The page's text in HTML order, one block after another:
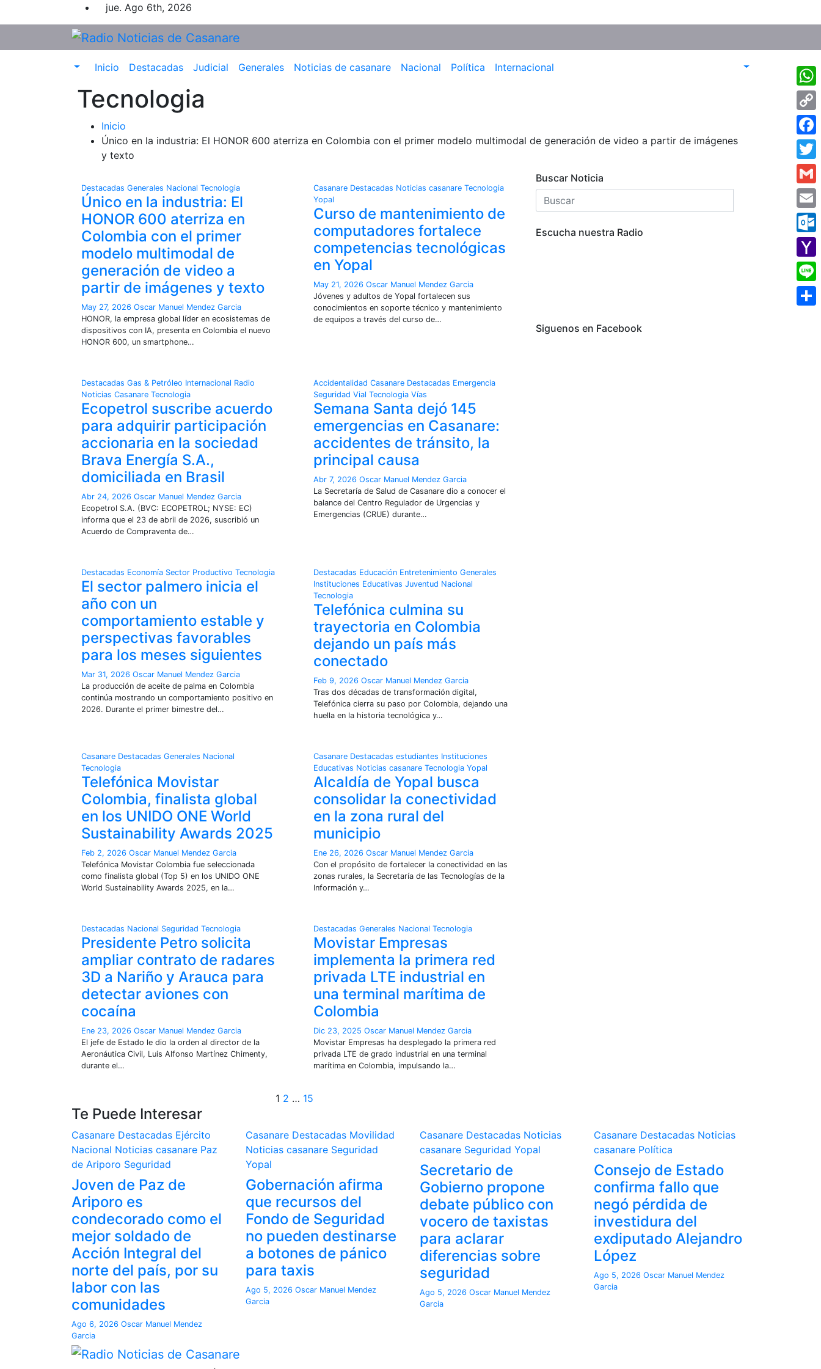
al
jue. Ago 6th, 2026
Inicio Destacadas Judicial Generales Noticias de casanare Nacional Política Internacional
Tecnologia
Inicio
Único en la industria: El HONOR 600 aterriza en Colombia con el primer modelo multimodal de generación de video a partir de imágenes
y texto
Destacadas Generales Nacional Tecnologia
Único en la industria: El
HONOR 600 aterriza en
Colombia con el primer
modelo multimodal de
generación de video a
partir de imágenes y texto
May 27, 2026 Oscar Manuel Mendez Garcia
HONOR, la empresa global líder en ecosistemas de
dispositivos con IA, presenta en Colombia el nuevo
HONOR 600, un smartphone…
Casanare Destacadas Noticias casanare Tecnologia
Yopal
Curso de mantenimiento de
computadores fortalece
competencias tecnológicas
en Yopal
May 21, 2026 Oscar Manuel Mendez Garcia
Jóvenes y adultos de Yopal fortalecen sus
conocimientos en soporte técnico y mantenimiento
de equipos a través del curso de…
Destacadas Gas & Petróleo Internacional Radio
Noticias Casanare Tecnologia
Ecopetrol suscribe acuerdo
para adquirir participación
accionaria en la sociedad
Brava Energía S.A.,
domiciliada en Brasil
Abr 24, 2026 Oscar Manuel Mendez Garcia
Ecopetrol S.A. (BVC: ECOPETROL; NYSE: EC)
informa que el 23 de abril de 2026, suscribió un
Acuerdo de Compraventa de…
Accidentalidad Casanare Destacadas Emergencia
Seguridad Vial Tecnologia Vías
Semana Santa dejó 145
emergencias en Casanare:
accidentes de tránsito, la
principal causa
Abr 7, 2026 Oscar Manuel Mendez Garcia
La Secretaría de Salud de Casanare dio a conocer el
balance del Centro Regulador de Urgencias y
Emergencias (CRUE) durante…
Destacadas Economía Sector Productivo Tecnologia
El sector palmero inicia el
año con un
comportamiento estable y
perspectivas favorables
para los meses siguientes
Mar 31, 2026 Oscar Manuel Mendez Garcia
La producción de aceite de palma en Colombia
continúa mostrando un comportamiento positivo en
2026. Durante el primer bimestre del…
Destacadas Educación Entretenimiento Generales
Instituciones Educativas Juventud Nacional
Tecnologia
Telefónica culmina su
trayectoria en Colombia
dejando un país más
conectado
Feb 9, 2026 Oscar Manuel Mendez Garcia
Tras dos décadas de transformación digital,
Telefónica cierra su paso por Colombia, dejando una
huella en la historia tecnológica y…
Casanare Destacadas Generales Nacional
Tecnologia
Telefónica Movistar
Colombia, finalista global
en los UNIDO ONE World
Sustainability Awards 2025
Feb 2, 2026 Oscar Manuel Mendez Garcia
Telefónica Movistar Colombia fue seleccionada
como finalista global (Top 5) en los UNIDO ONE
World Sustainability Awards 2025, en la…
Casanare Destacadas estudiantes Instituciones
Educativas Noticias casanare Tecnologia Yopal
Alcaldía de Yopal busca
consolidar la conectividad
en la zona rural del
municipio
Ene 26, 2026 Oscar Manuel Mendez Garcia
Con el propósito de fortalecer la conectividad en las
zonas rurales, la Secretaría de las Tecnologías de la
Información y…
Destacadas Nacional Seguridad Tecnologia
Presidente Petro solicita
ampliar contrato de radares
3D a Nariño y Arauca para
detectar aviones con
cocaína
Ene 23, 2026 Oscar Manuel Mendez Garcia
El jefe de Estado le dio la orden al director de la
Aeronáutica Civil, Luis Alfonso Martínez Chimenty,
durante el…
Destacadas Generales Nacional Tecnologia
Movistar Empresas
implementa la primera red
privada LTE industrial en
una terminal marítima de
Colombia
Dic 23, 2025 Oscar Manuel Mendez Garcia
Movistar Empresas ha desplegado la primera red
privada LTE de grado industrial en una terminal
marítima en Colombia, impulsando la…
Paginación
entradas
1 2 … 15
Buscar Noticia
Escucha nuestra Radio
Siguenos en Facebook
Te Puede Interesar
Casanare Destacadas Ejército
Nacional Noticias casanare Paz
de Ariporo Seguridad
Joven de Paz de
Ariporo es
condecorado como el
mejor soldado de
Acción Integral del
norte del país, por su
labor con las
comunidades
Ago 6, 2026 Oscar Manuel Mendez
Garcia
Casanare Destacadas Movilidad
Noticias casanare Seguridad
Yopal
Gobernación afirma
que recursos del
Fondo de Seguridad
no pueden destinarse
a botones de pánico
para taxis
Ago 5, 2026 Oscar Manuel Mendez
Garcia
Casanare Destacadas Noticias
casanare Seguridad Yopal
Secretario de
Gobierno propone
debate público con
vocero de taxistas
para aclarar
diferencias sobre
seguridad
Ago 5, 2026 Oscar Manuel Mendez
Garcia
Casanare Destacadas Noticias
casanare Política
Consejo de Estado
confirma fallo que
negó pérdida de
investidura del
exdiputado Alejandro
López
Ago 5, 2026 Oscar Manuel Mendez
Garcia
Copy
Link
Email
Mail
Line